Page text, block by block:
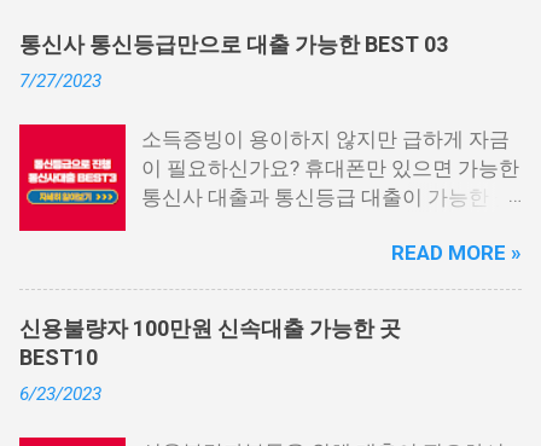
통신사 통신등급만으로 대출 가능한 BEST 03
7/27/2023
소득증빙이 용이하지 않지만 급하게 자금
이 필요하신가요? 휴대폰만 있으면 가능한
통신사 대출과 통신등급 대출이 가능한 곳
신사 대출이란? 급히 자금이 필요한 상황
이 발생하면, 때로는 소액 대출을 고려해야
할 수도 있습니다. 하지만 이직 준비로 인
해 무직 상태이거나 소득 증빙이 어려운 상
READ MORE »
신용불량자 100만원 신속대출 가능한 곳
BEST10
6/23/2023